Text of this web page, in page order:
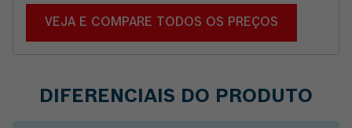
VEJA E COMPARE TODOS OS PREÇOS
DIFERENCIAIS DO PRODUTO